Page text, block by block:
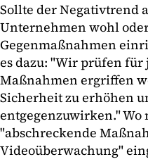
Sollte der Negativtrend
Unternehmen wohl
Gegenmaßnahmen
es dazu: "Wir prüfen für
Maßnahmen ergriffen
Sicherheit zu erhöhen
entgegenzuwirken."
"abschreckende
Videoüberwachung"